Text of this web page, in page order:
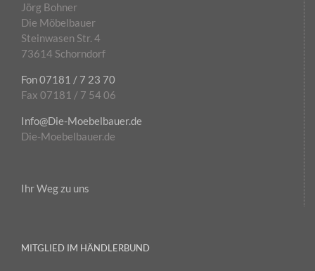
Jörg Bohner
Die Möbelbauer
Steinwasen Str. 4
73614 Schorndorf
Fon 07181 / 7 23 70
Fax 07181 / 7 54 06
Info@Die-Moebelbauer.de
Die-Moebelbauer.de
Ihr Weg zu uns
MITGLIED IM HÄNDLERBUND